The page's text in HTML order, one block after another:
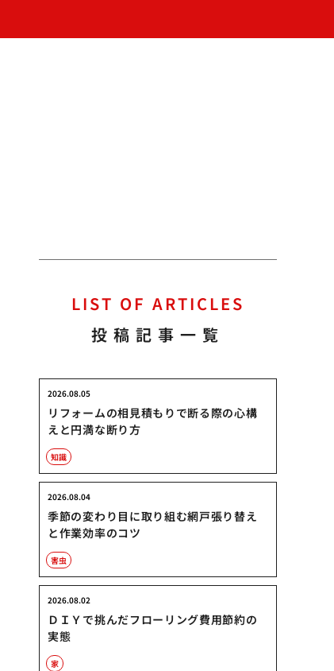
LIST OF ARTICLES
投稿記事一覧
リフォームの相見積もりで断る際の心構
えと円満な断り方
2026.08.05
知識
季節の変わり目に取り組む網戸張り替え
と作業効率のコツ
2026.08.04
害虫
ＤＩＹで挑んだフローリング費用節約の
実態
2026.08.02
家